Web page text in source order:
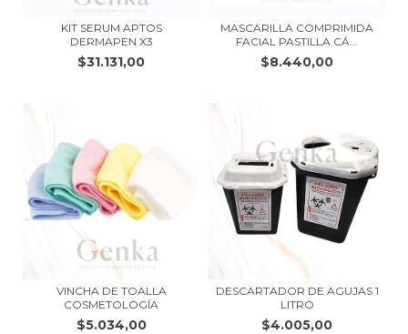
KIT SERUM APTOS
DERMAPEN X3
$31.131,00
MASCARILLA COMPRIMIDA
FACIAL PASTILLA CÁ...
$8.440,00
VINCHA DE TOALLA
COSMETOLOGÍA
$5.034,00
DESCARTADOR DE AGUJAS 1
LITRO
$4.005,00